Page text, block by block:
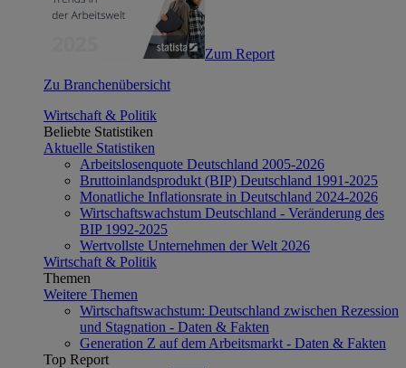
Zum Report
Zu Branchenübersicht
Wirtschaft & Politik
Beliebte Statistiken
Aktuelle Statistiken
Arbeitslosenquote Deutschland 2005-2026
Bruttoinlandsprodukt (BIP) Deutschland 1991-2025
Monatliche Inflationsrate in Deutschland 2024-2026
Wirtschaftswachstum Deutschland - Veränderung des
BIP 1992-2025
Wertvollste Unternehmen der Welt 2026
Wirtschaft & Politik
Themen
Weitere Themen
Wirtschaftswachstum: Deutschland zwischen Rezession
und Stagnation - Daten & Fakten
Generation Z auf dem Arbeitsmarkt - Daten & Fakten
Top Report